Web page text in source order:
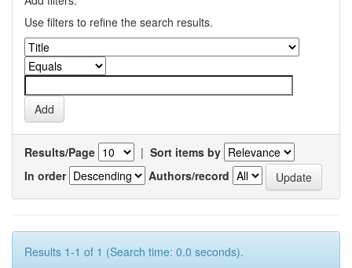
Use filters to refine the search results.
Results/Page | Sort items by
In order
Authors/record
Results 1-1 of 1 (Search time: 0.0 seconds).